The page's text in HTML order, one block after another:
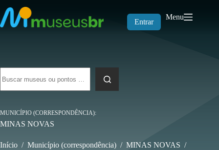
para
o
conteúdo
Entrar
Menu
resultados
MUNICÍPIO (CORRESPONDÊNCIA)
MINAS NOVAS
Início / Município (correspondência) / MINAS NOVAS /